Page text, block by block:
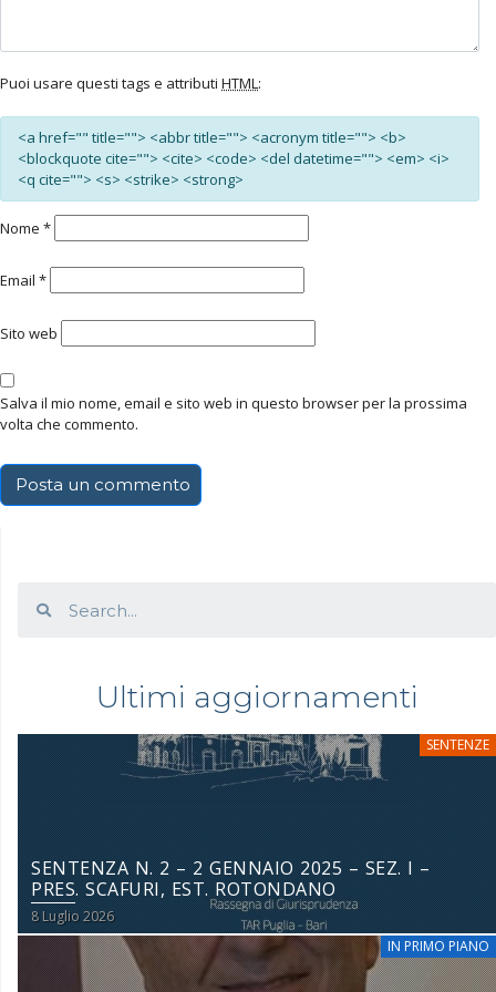
Puoi usare questi tags e attributi HTML:
<a href="" title=""> <abbr title=""> <acronym title=""> <b>
<blockquote cite=""> <cite> <code> <del datetime=""> <em> <i>
<q cite=""> <s> <strike> <strong>
Nome *
Email *
Sito web
Salva il mio nome, email e sito web in questo browser per la prossima
volta che commento.
Ultimi aggiornamenti
SENTENZE
SENTENZA N. 2 – 2 GENNAIO 2025 – SEZ. I –
PRES. SCAFURI, EST. ROTONDANO
8 Luglio 2026
IN PRIMO PIANO